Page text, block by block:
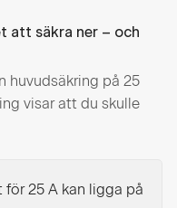
att säkra ner – och
huvudsäkring på 25
visar att du skulle
25 A kan ligga på